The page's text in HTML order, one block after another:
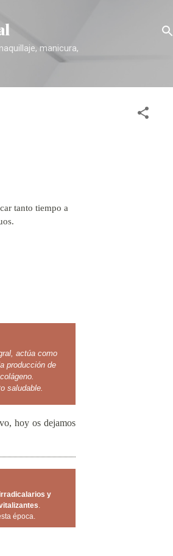
manicura,
tanto tiempo a
actúa como
producción de
saludable.
hoy os dejamos
y
época.